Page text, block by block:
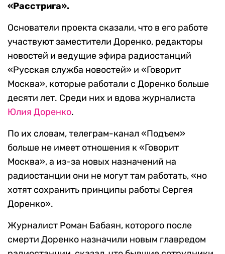
«Расстрига».
Основатели проекта сказали, что в его работе
участвуют заместители Доренко, редакторы
новостей и ведущие эфира радиостанций
«Русская служба новостей» и «Говорит
Москва», которые работали с Доренко больше
десяти лет. Среди них и вдова журналиста
Юлия Доренко.
По их словам, телеграм-канал «Подъем»
больше не имеет отношения к «Говорит
Москва», а из-за новых назначений на
радиостанции они не могут там работать, «но
хотят сохранить принципы работы Сергея
Доренко».
Журналист Роман Бабаян, которого после
смерти Доренко назначили новым главредом